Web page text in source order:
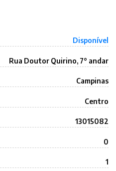
Disponível
Rua Doutor Quirino, 7° andar
Campinas
Centro
13015082
0
1